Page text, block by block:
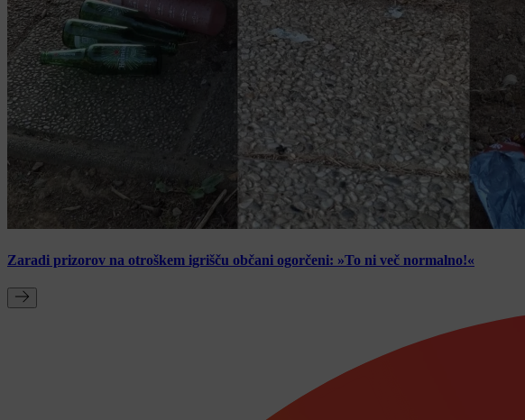
Zaradi prizorov na otroškem igrišču občani ogorčeni: »To ni več normalno!«